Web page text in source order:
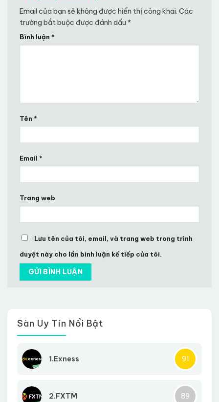
Email của bạn sẽ không được hiển thị công khai. Các
trường bắt buộc được đánh dấu *
Bình luận *
Tên *
Email *
Trang web
Lưu tên của tôi, email, và trang web trong trình
duyệt này cho lần bình luận kế tiếp của tôi.
Sàn Uy Tín Nổi Bật
1.Exness 91
2.FXTM 89